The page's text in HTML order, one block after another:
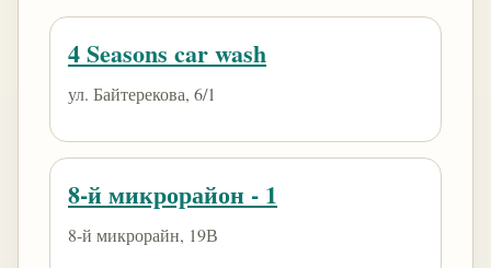
4 Seasons car wash
ул. Байтерекова, 6/1
8-й микрорайон - 1
8-й микрорайн, 19В